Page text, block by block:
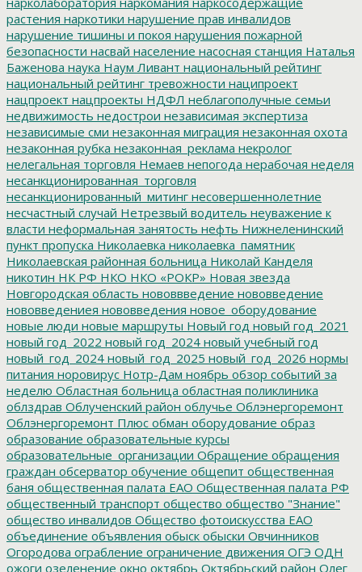
растения наркотики нарушение прав инвалидов
нарушение тишины и покоя нарушения пожарной
безопасности насвай население насосная станция Наталья
Баженова наука Наум Ливант национальный рейтинг
национальный рейтинг тревожности наципроект
нацпроект нацпроекты НДФЛ неблагополучные семьи
недвижимость недострои независимая экспертиза
независимые сми незаконная миграция незаконная охота
незаконная рубка незаконная_реклама некролог
нелегальная торговля Немаев непогода нерабочая неделя
несанкционированная_торговля
несанкционированный_митинг несовершеннолетние
несчастный случай Нетрезвый водитель неуважение к
власти неформальная занятость нефть Нижнеленинский
пункт пропуска Николаевка николаевка_памятник
Николаевская районная больница Николай Канделя
никотин НК РФ НКО НКО «РОКР» Новая звезда
Новгородская область нововвведение нововведение
нововведениея нововведения новое_оборудование
новые люди новые маршруты Новый год новый год_2021
новый год_2022 новый год_2024 новый учебный год
новый_год_2024 новый_год_2025 новый_год_2026 нормы
питания норовирус Нотр-Дам ноябрь обзор событий за
неделю Областная больница областная поликлиника
облздрав Облученский район облучье Облэнергоремонт
Облэнергоремонт Плюс обман оборудование образ
образование образовательные курсы
образовательные_организации Обращение обращения
граждан обсерватор обучение общепит общественная
баня общественная палата ЕАО Общественная палата РФ
общественный транспорт общество общество "Знание"
общество инвалидов Общество фотоискусства ЕАО
объединение объявления обыск обыски Овчинников
Огородова ограбление ограничение движения ОГЭ ОДН
ожоги озеленение окно октябрь Октябрьский район Олег